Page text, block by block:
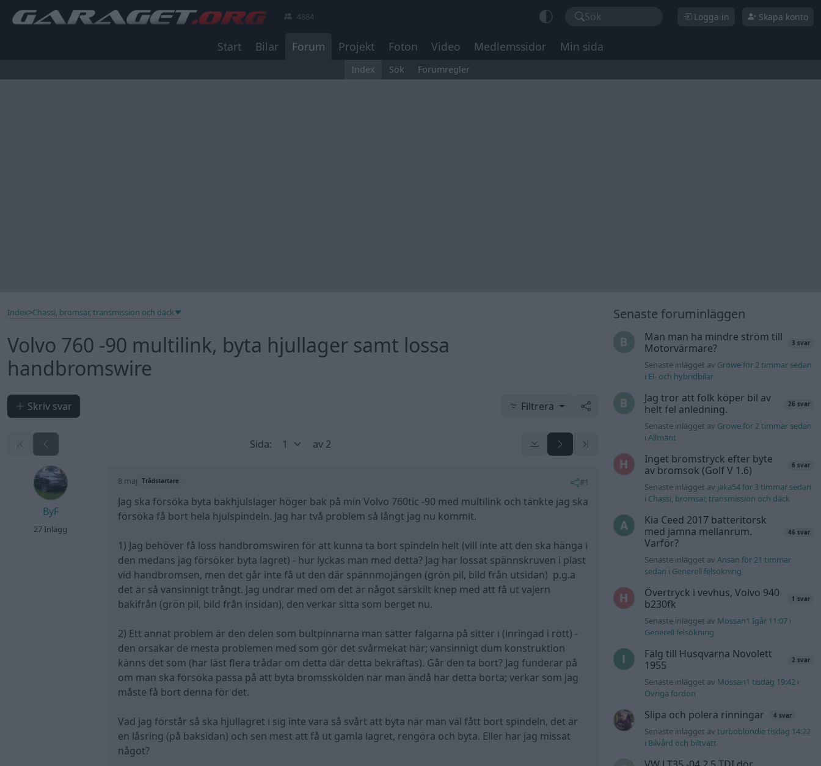
4884 Sök Logga in Skapa konto
Start Bilar Forum Projekt Foton Video Medlemssidor Min sida
Index Sök Forumregler
Index>Chassi, bromsar, transmission och däck
Volvo 760 -90 multilink, byta hjullager samt lossa
handbromswire
Skriv svar Filtrera
Sida: av 2
ByF
27 Inlägg
8 maj Trådstartare #1
Jag ska försöka byta bakhjulslager höger bak på min Volvo 760tic -90 med multilink och tänkte jag ska
försöka få bort hela hjulspindeln. Jag har två problem så långt jag nu kommit.
1) Jag behöver få loss handbromswiren för att kunna ta bort spindeln helt (vill inte att den ska hänga i
den medans jag försöker byta lagret) - hur lyckas man med detta? Jag har lossat spännskruven i plast
vid handbromsen, men det går inte få ut den där spännmojängen (grön pil, bild från utsidan) p.g.a
det är så vansinnigt trångt. Jag undrar med om det är något särskilt knep med att få ut vajern
bakifrån (grön pil, bild från insidan), den verkar sitta som berget nu.
2) Ett annat problem är den delen som bultpinnarna man sätter fälgarna på sitter i (inringad i rött) -
den orsakar de mesta problemen med som gör det svårmekat här; vansinnigt dum konstruktion
känns det som (har läst flera trådar om detta där detta bekräftas). Går den ta bort? Jag funderar på
om man ska försöka passa på att byta bromsskölden när man ändå har detta borta; verkar som jag
måste få bort denna för det.
Vad jag förstår så ska hjullagret i sig inte vara så svårt att byta när man väl fått bort spindeln, det är
en låsring (på baksidan) och sen mest att få ut gamla lagret, rengöra och byta. Eller har jag missat
något?
Senaste foruminläggen
Man man ha mindre ström till
Motorvärmare?
3 svar
Senaste inlägget av Growe för 2 timmar sedan
i El- och hybridbilar
Jag tror att folk köper bil av
helt fel anledning.
26 svar
Senaste inlägget av Growe för 2 timmar sedan
iAllmänt
Inget bromstryck efter byte
av bromsok (Golf V 1.6)
6 svar
Senaste inlägget av jaka54 för 3 timmar sedan
i Chassi, bromsar, transmission och däck
Kia Ceed 2017 batteritorsk
med jämna mellanrum.
Varför?
46 svar
Senaste inlägget avAnsan för 21 timmar
sedan i Generell felsökning
Övertryck i vevhus, Volvo 940
b230fk
1 svar
Senaste inlägget av Mossan1 Igår 11:07 i
Generell felsökning
Fälg till Husqvarna Novolett
1955
2 svar
Senaste inlägget av Mossan1 tisdag 19:42 i
Övriga fordon
Slipa och polera rinningar 4 svar
Senaste inlägget avturboblondie tisdag 14:22
i Bilvård och biltvätt